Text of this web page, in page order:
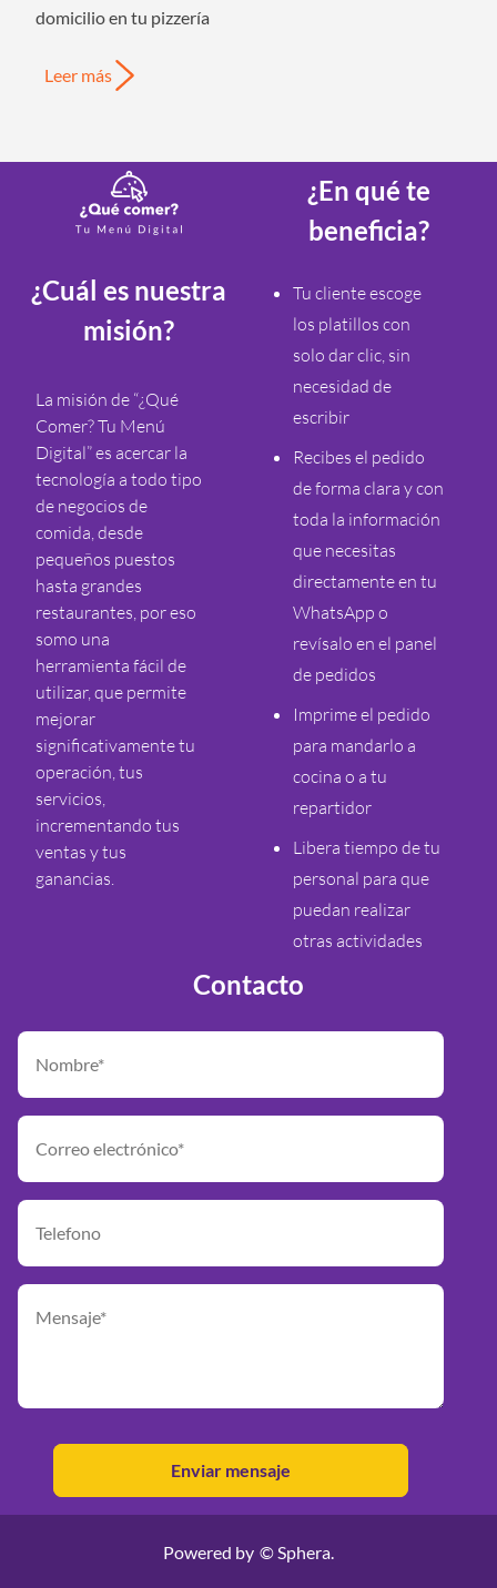
domicilio en tu pizzería
Leer más
¿Cuál es nuestra
misión?
La misión de “¿Qué
Comer? Tu Menú
Digital” es acercar la
tecnología a todo tipo
de negocios de
comida, desde
pequeños puestos
hasta grandes
restaurantes, por eso
somo una
herramienta fácil de
utilizar, que permite
mejorar
significativamente tu
operación, tus
servicios,
incrementando tus
ventas y tus
ganancias.
¿En qué te
beneficia?
Tu cliente escoge
los platillos con
solo dar clic, sin
necesidad de
escribir
Recibes el pedido
de forma clara y con
toda la información
que necesitas
directamente en tu
WhatsApp o
revísalo en el panel
de pedidos
Imprime el pedido
para mandarlo a
cocina o a tu
repartidor
Libera tiempo de tu
personal para que
puedan realizar
otras actividades
Contacto
Powered by © Sphera.